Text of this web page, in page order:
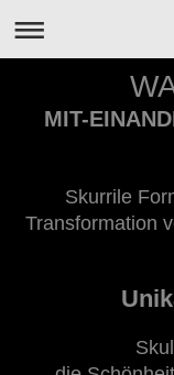
MIT-
Skurrile
Transformation